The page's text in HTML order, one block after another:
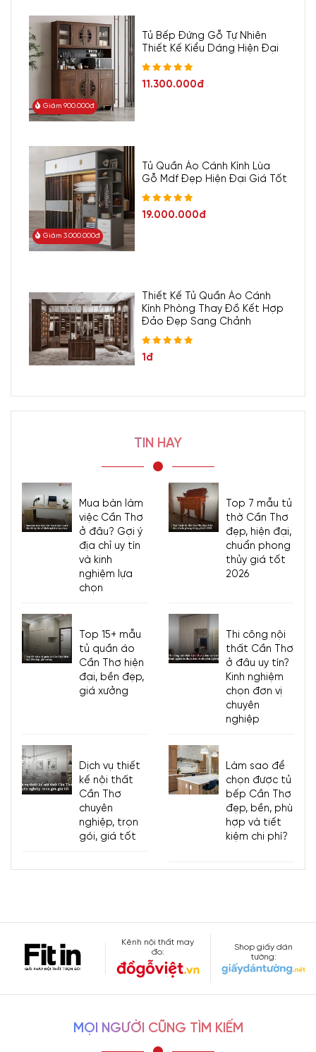
Giảm 900.000đ
Tủ Bếp Đứng Gỗ Tự Nhiên
Thiết Kế Kiểu Dáng Hiện Đại
11.300.000đ
Giảm 3.000.000đ
Tủ Quần Áo Cánh Kính Lùa
Gỗ Mdf Đẹp Hiện Đại Giá Tốt
19.000.000đ
Thiết Kế Tủ Quần Áo Cánh
Kính Phòng Thay Đồ Kết Hợp
Đảo Đẹp Sang Chảnh
1đ
TIN HAY
Mua bàn làm
việc Cần Thơ
ở đâu? Gợi ý
địa chỉ uy tín
và kinh
nghiệm lựa
chọn
Top 7 mẫu tủ
thờ Cần Thơ
đẹp, hiện đại,
chuẩn phong
thủy giá tốt
2026
Top 15+ mẫu
tủ quần áo
Cần Thơ hiện
đại, bền đẹp,
giá xưởng
Thi công nội
thất Cần Thơ
ở đâu uy tín?
Kinh nghiệm
chọn đơn vị
chuyên
nghiệp
Dịch vụ thiết
kế nội thất
Cần Thơ
chuyên
nghiệp, trọn
gói, giá tốt
Làm sao để
chọn được tủ
bếp Cần Thơ
đẹp, bền, phù
hợp và tiết
kiệm chi phí?
Kênh nội thất may
đo:
Shop giấy dán
tường:
MỌI NGƯỜI CŨNG TÌM KIẾM